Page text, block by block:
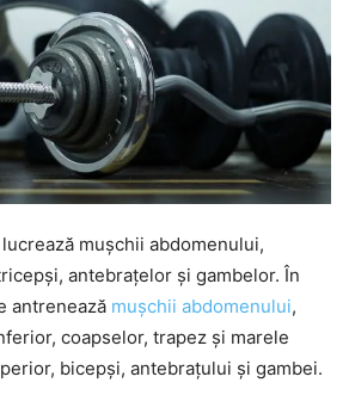
mușchii abdomenului,
antebrațelor și gambelor. În
antrenează mușchii abdomenului,
coapselor, trapez și marele
bicepși, antebrațului și gambei.